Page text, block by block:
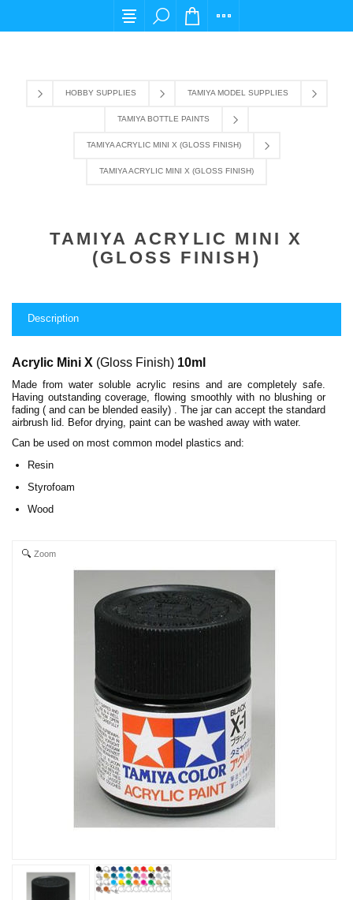
For any query please email us at
HOBBY SUPPLIES TAMIYA MODEL SUPPLIES
TAMIYA BOTTLE PAINTS
TAMIYA ACRYLIC MINI X (GLOSS FINISH)
TAMIYA ACRYLIC MINI X (GLOSS FINISH)
TAMIYA ACRYLIC MINI X
(GLOSS FINISH)
Description
Acrylic Mini X (Gloss Finish) 10ml
Made from water soluble acrylic resins and are completely safe.
Having outstanding coverage, flowing smoothly with no blushing or
fading ( and can be blended easily) . The jar can accept the standard
airbrush lid. Befor drying, paint can be washed away with water.
Can be used on most common model plastics and:
Resin
Styrofoam
Wood
Zoom